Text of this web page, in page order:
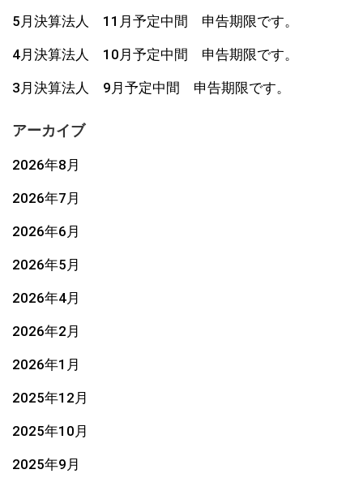
5月決算法人 11月予定中間 申告期限です。
4月決算法人 10月予定中間 申告期限です。
3月決算法人 9月予定中間 申告期限です。
アーカイブ
2026年8月
2026年7月
2026年6月
2026年5月
2026年4月
2026年2月
2026年1月
2025年12月
2025年10月
2025年9月